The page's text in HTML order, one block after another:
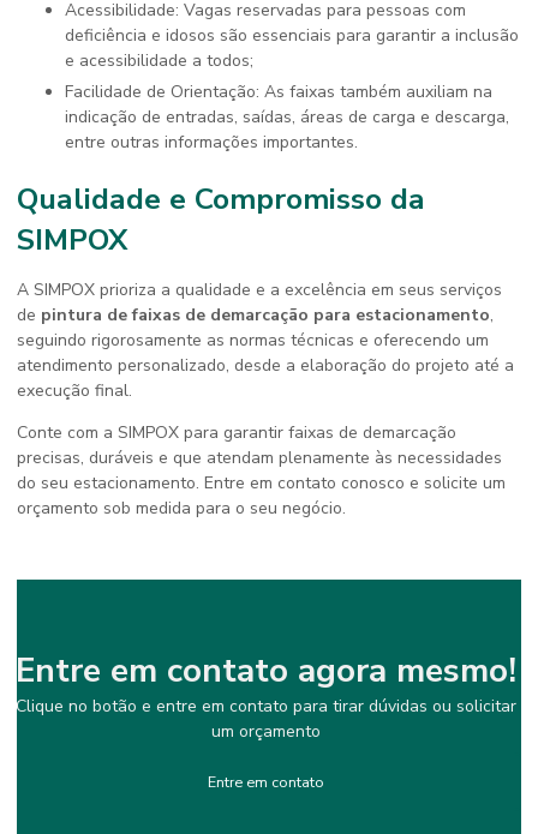
Acessibilidade: Vagas reservadas para pessoas com
deficiência e idosos são essenciais para garantir a inclusão
e acessibilidade a todos;
Facilidade de Orientação: As faixas também auxiliam na
indicação de entradas, saídas, áreas de carga e descarga,
entre outras informações importantes.
Qualidade e Compromisso da
SIMPOX
A SIMPOX prioriza a qualidade e a excelência em seus serviços
de pintura de faixas de demarcação para estacionamento,
seguindo rigorosamente as normas técnicas e oferecendo um
atendimento personalizado, desde a elaboração do projeto até a
execução final.
Conte com a SIMPOX para garantir faixas de demarcação
precisas, duráveis e que atendam plenamente às necessidades
do seu estacionamento. Entre em contato conosco e solicite um
orçamento sob medida para o seu negócio.
Entre em contato agora mesmo!
Clique no botão e entre em contato para tirar dúvidas ou solicitar
um orçamento
Entre em contato